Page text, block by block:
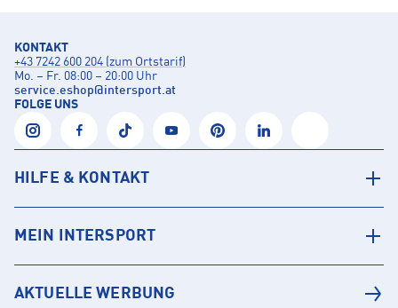
KONTAKT
+43 7242 600 204 (zum Ortstarif)
Mo. – Fr. 08:00 – 20:00 Uhr
service.eshop@intersport.at
FOLGE UNS
HILFE & KONTAKT
MEIN INTERSPORT
AKTUELLE WERBUNG